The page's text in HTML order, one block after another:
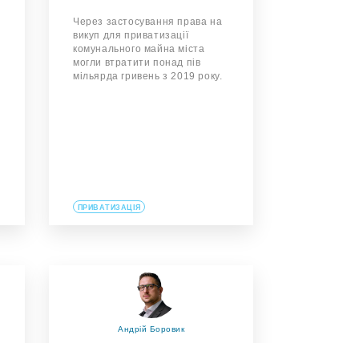
Через застосування права на
викуп для приватизації
комунального майна міста
могли втратити понад пів
мільярда гривень з 2019 року.
ПРИВАТИЗАЦІЯ
Андрій Боровик